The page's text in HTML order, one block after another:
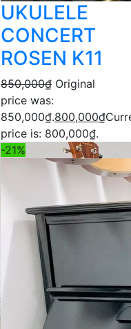
UKULELE
CONCERT
ROSEN K11
850,000₫ Original
price was:
850,000₫.800,000₫
price is: 800,000₫.
-21%